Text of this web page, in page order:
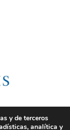
y de terceros
analítica y